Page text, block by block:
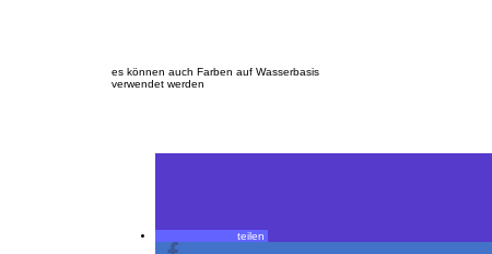
es können auch Farben auf Wasserbasis
verwendet werden
teilen